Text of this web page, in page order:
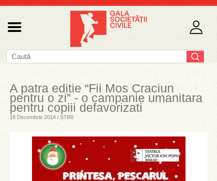
A patra editie “Fii Mos Craciun
pentru o zi” - o campanie umanitara
pentru copiii defavorizati
18 Decembrie 2014 / ȘTIRI